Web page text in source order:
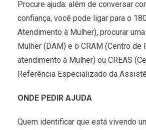
Procure ajuda: além de conversar
confiança, você pode ligar para o
Atendimento à Mulher), procurar
Mulher (DAM) e o CRAM (Centro de
atendimento à Mulher) ou CREAS
Referência Especializado da
ONDE PEDIR AJUDA
Quem identificar que está vivendo